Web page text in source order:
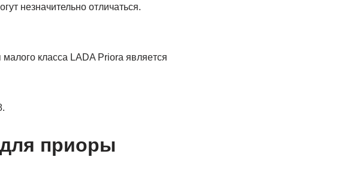
незначительно отличаться.
класса LADA Priora являeтся
приоры